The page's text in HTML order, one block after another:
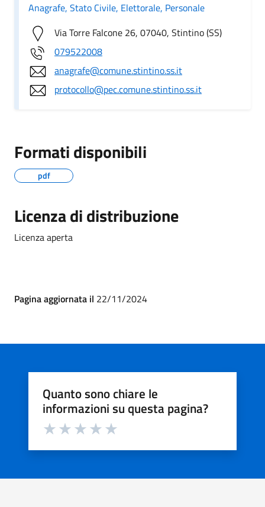
Anagrafe, Stato Civile, Elettorale, Personale
Via Torre Falcone 26, 07040, Stintino (SS)
079522008
anagrafe@comune.stintino.ss.it
protocollo@pec.comune.stintino.ss.it
Formati disponibili
pdf
Licenza di distribuzione
Licenza aperta
Pagina aggiornata il 22/11/2024
Quanto sono chiare le
informazioni su questa pagina?
Valuta da 1 a 5 stelle la pagina